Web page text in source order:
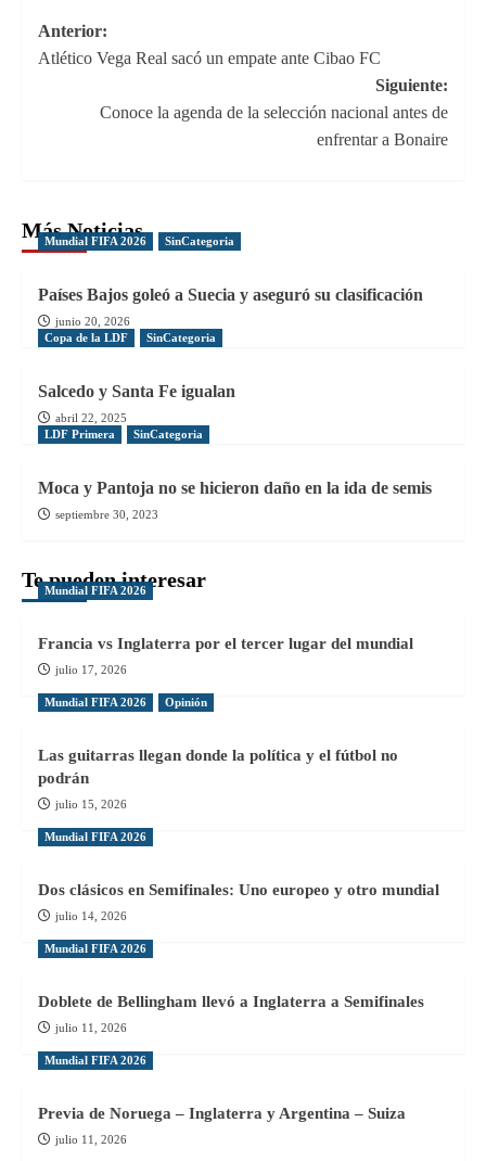
Navegación
de
entradas
Anterior:
Atlético Vega Real sacó un empate ante Cibao FC
Siguiente:
Conoce la agenda de la selección nacional antes de
enfrentar a Bonaire
Más Noticias
Mundial FIFA 2026 SinCategoria
Países Bajos goleó a Suecia y aseguró su clasificación
junio 20, 2026
Copa de la LDF
SinCategoria
Salcedo y Santa Fe igualan
abril 22, 2025
LDF Primera
SinCategoria
Moca y Pantoja no se hicieron daño en la ida de semis
septiembre 30, 2023
Te pueden interesar
Mundial FIFA 2026
Francia vs Inglaterra por el tercer lugar del mundial
julio 17, 2026
Mundial FIFA 2026 Opinión
Las guitarras llegan donde la política y el fútbol no
podrán
julio 15, 2026
Mundial FIFA 2026
Dos clásicos en Semifinales: Uno europeo y otro mundial
julio 14, 2026
Mundial FIFA 2026
Doblete de Bellingham llevó a Inglaterra a Semifinales
julio 11, 2026
Mundial FIFA 2026
Previa de Noruega – Inglaterra y Argentina – Suiza
julio 11, 2026